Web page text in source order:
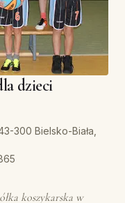
dzieci
300 Bielsko-Biała,
koszykarska w